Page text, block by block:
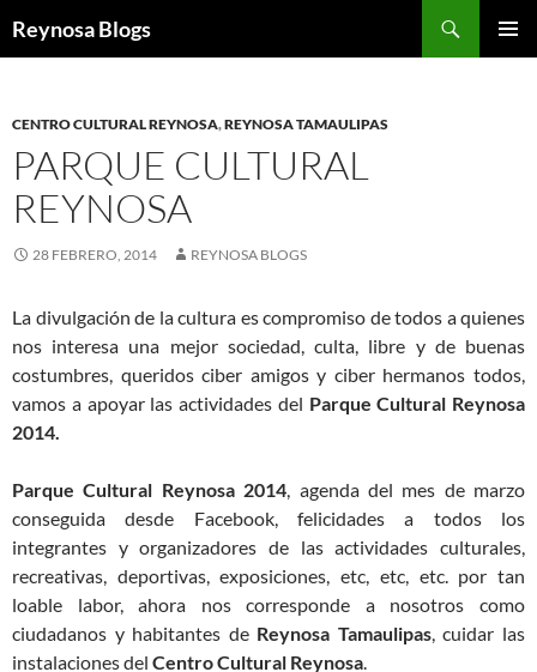
Reynosa Blogs
CENTRO CULTURAL REYNOSA,REYNOSA TAMAULIPAS
PARQUE CULTURAL
REYNOSA
28 FEBRERO, 2014 REYNOSA BLOGS
La divulgación de la cultura es compromiso de todos a quienes
nos interesa una mejor sociedad, culta, libre y de buenas
costumbres, queridos ciber amigos y ciber hermanos todos,
vamos a apoyar las actividades del Parque Cultural Reynosa
2014.
Parque Cultural Reynosa 2014, agenda del mes de marzo
conseguida desde Facebook, felicidades a todos los
integrantes y organizadores de las actividades culturales,
recreativas, deportivas, exposiciones, etc, etc, etc. por tan
loable labor, ahora nos corresponde a nosotros como
ciudadanos y habitantes de Reynosa Tamaulipas, cuidar las
instalaciones del Centro Cultural Reynosa.